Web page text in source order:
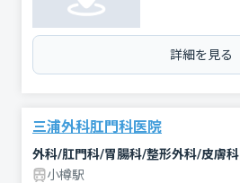
詳細を見る
三浦外科肛門科医院
外科/肛門科/胃腸科/整形外科/皮膚科
小樽駅